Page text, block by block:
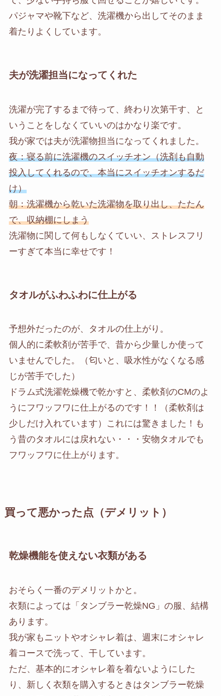
パジャマや靴下など、洗濯機から出してそのまま
着たりよくしています。
夫が洗濯担当になってくれた
洗濯が完了するまで待って、終わり次第干す、と
いうことをしなくていいのはかなり楽です。
我が家では夫が洗濯物担当になってくれました。
夜：寝る前に洗濯機のスイッチオン（洗剤も自動
投入してくれるので、本当にスイッチオンするだ
け）
朝：洗濯機から乾いた洗濯物を取り出し、たたん
で、収納棚にしまう
洗濯物に関して何もしなくていい、ストレスフリ
ーすぎて本当に幸せです！
タオルがふわふわに仕上がる
予想外だったのが、タオルの仕上がり。
個人的に柔軟剤が苦手で、昔から少量しか使って
いませんでした。（匂いと、吸水性がなくなる感
じが苦手でした）
ドラム式洗濯乾燥機で乾かすと、柔軟剤のCMのよ
うにフワッフワに仕上がるのです！！（柔軟剤は
少しだけ入れています）これには驚きました！も
う昔のタオルには戻れない・・・安物タオルでも
フワッフワに仕上がります。
買って悪かった点（デメリット）
乾燥機能を使えない衣類がある
おそらく一番のデメリットかと。
衣類によっては「タンブラー乾燥NG」の服、結構
あります。
我が家もニットやオシャレ着は、週末にオシャレ
着コースで洗って、干しています。
ただ、基本的にオシャレ着を着ないようにした
り、新しく衣類を購入するときはタンブラー乾燥